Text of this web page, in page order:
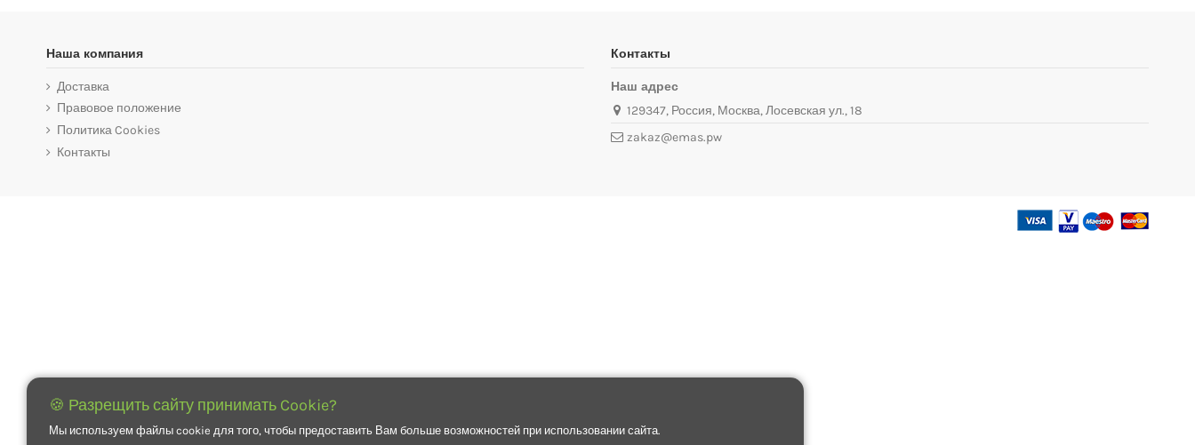
Наша компания
Доставка
Правовое положение
Политика Cookies
Контакты
Контакты
Наш адрес
129347, Россия, Москва, Лосевская ул., 18
zakaz@emas.pw
🍪 Разрещить сайту принимать Cookie?
Мы используем файлы cookie для того, чтобы предоставить Вам больше возможностей при использовании сайта.